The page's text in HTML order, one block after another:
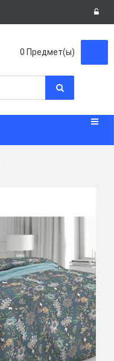
0 Предмет(ы)